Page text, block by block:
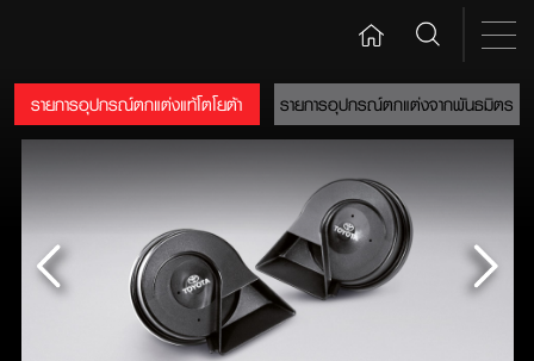
รายการอุปกรณ์ตกแต่งแท้โตโยต้า รายการอุปกรณ์ตกแต่งจากพันธมิตร